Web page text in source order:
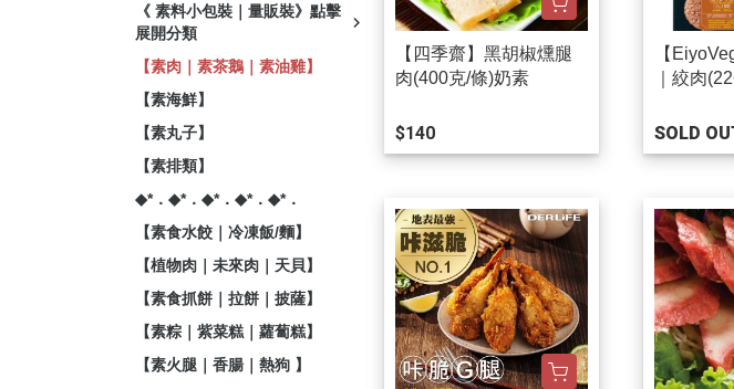
《 素料小包裝｜量販裝》點擊
展開分類
【素肉｜素茶鵝｜素油雞】
【素海鮮】
【素丸子】
【素排類】
◆*．◆*．◆*．◆*．◆*．
【素食水餃｜冷凍飯/麵】
【植物肉｜未來肉｜天貝】
【素食抓餅｜拉餅｜披薩】
【素粽｜紫菜糕｜蘿蔔糕】
【素火腿｜香腸｜熱狗 】
【四季齋】黑胡椒燻腿
肉(400克/條)奶素
$140
【
｜絞肉
SOLD